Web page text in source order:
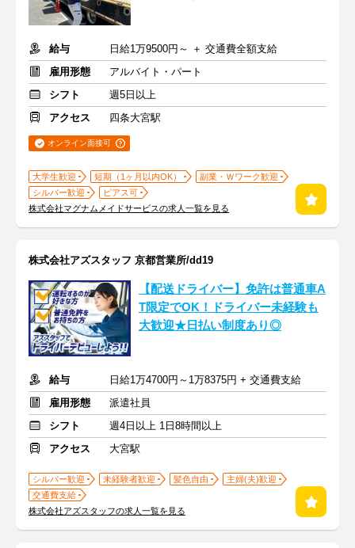
給与
日給1万9500円～ ＋ 交通費全額支給
雇用形態
アルバイト・パート
シフト
週5日以上
アクセス
四条大宮駅
オンライン面接可
大学生歓迎 短期（1ヶ月以内OK）
副業・Ｗワーク歓迎
シルバー歓迎
ピアス可
株式会社マグナムメイドサービスの求人一覧を見る
株式会社アズスタッフ 京都営業所/dd19
【配送ドライバー】免許は普通車A
T限定でOK！ドライバー未経験も
大歓迎★日払い制度あり◎
給与
日給1万4700円～1万8375円 + 交通費支給
雇用形態
派遣社員
シフト
週4日以上 1日8時間以上
アクセス
大宮駅
シルバー歓迎 未経験者歓迎 髪色自由
主婦(夫)歓迎
交通費支給
株式会社アズスタッフの求人一覧を見る